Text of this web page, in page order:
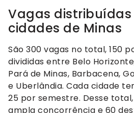
Vagas distribuídas
cidades de Minas
São 300 vagas no total, 150
divididas entre Belo
Pará de Minas, Barbacena,
e Uberlândia. Cada cidade
25 por semestre. Desse
ampla concorrência e 60